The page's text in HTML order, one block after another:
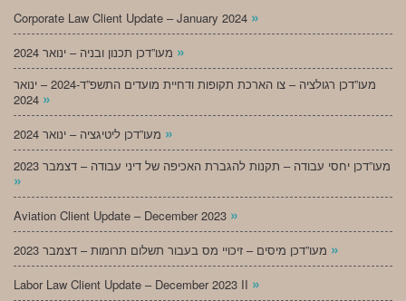
Corporate Law Client Update – January 2024 »
»
מעו”דכן רגולציה – צו הארכת תקופות ודחיית מועדים התשפ”ד-2024 – ינואר
»
»
מעו”דכן יחסי עבודה – תקנות להגברת האכיפה של דיני עבודה – דצמבר 2023
»
Aviation Client Update – December 2023 »
»
Labor Law Client Update – December 2023 II »